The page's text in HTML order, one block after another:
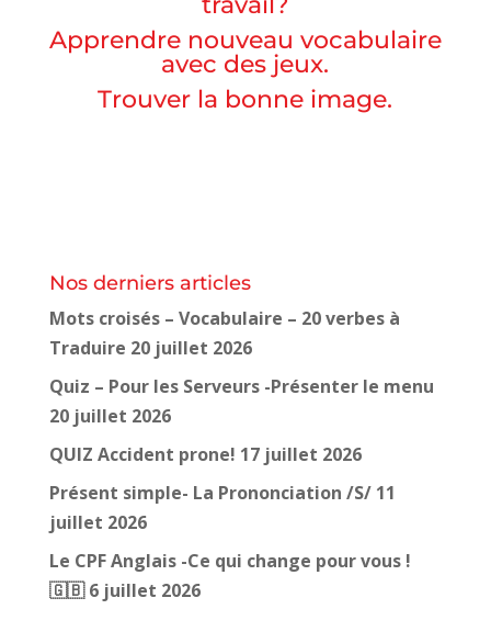
Apprendre nouveau vocabulaire
avec des jeux.
Trouver la bonne image.
Nos derniers articles
Mots croisés – Vocabulaire – 20 verbes à
Traduire 20 juillet 2026
Quiz – Pour les Serveurs -Présenter le menu
20 juillet 2026
QUIZ Accident prone! 17 juillet 2026
Présent simple- La Prononciation /S/ 11
juillet 2026
Le CPF Anglais -Ce qui change pour vous !
🇬🇧 6 juillet 2026